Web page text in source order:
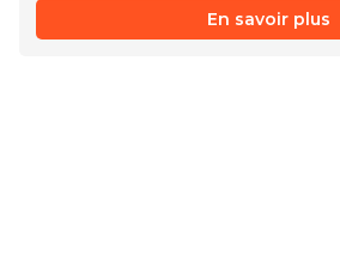
En savoir plus